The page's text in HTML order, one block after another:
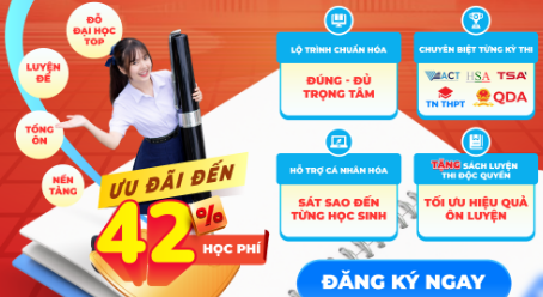
Tổ hợp
A00; A01; C01; C02; C03; C04; D01; D03
A00; A01; C00; C01; C02; C03; C04; D01; D03; H01
A00; A01; C00; C01; C02; C03; C04; D01; D03; X01
A00; A01; B04; B08; C00; C01; C02; C03; C04; D01; D03; D14; X01
A00; A01; B04; B08; C00; C01; C02; C03; C04; D01; D03; D14; X01